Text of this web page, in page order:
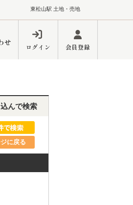
東松山駅 土地・売地
ブログ
せ ログイン 会員登録
んで検索
に戻る